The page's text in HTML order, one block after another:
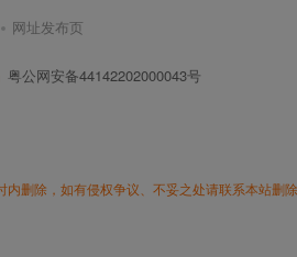
网址发布页
粤公网安备44142202000043号
除，如有侵权争议、不妥之处请联系本站删